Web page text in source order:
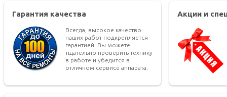
Гарантия качества
Всегда, высокое качество
наших работ подкрепляется
гарантией. Вы можете
тщательно проверить технику
в работе и убедится в
отличном сервисе аппарата.
Акции и